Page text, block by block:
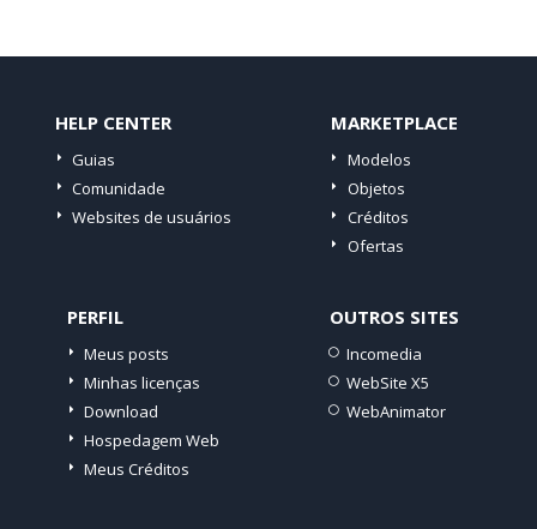
HELP CENTER
Guias
Comunidade
Websites de usuários
MARKETPLACE
Modelos
Objetos
Créditos
Ofertas
PERFIL
Meus posts
Minhas licenças
Download
Hospedagem Web
Meus Créditos
OUTROS SITES
Incomedia
WebSite X5
WebAnimator
ENGLISH
×
Este website usa cookies
Este website usa cookies para melhorar a
website, estará a concordar com todos os
cookies de acordo com nossa Política de